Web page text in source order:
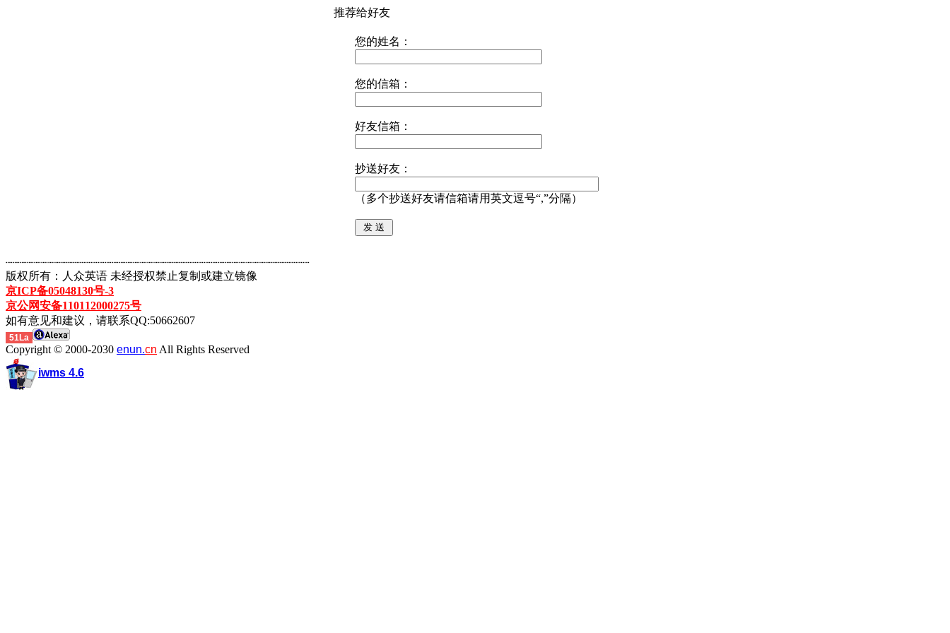
推荐给好友
您的姓名：
您的信箱：
好友信箱：
抄送好友：
（多个抄送好友请信箱请用英文逗号“,”分隔）
┈┈┈┈┈┈┈┈┈┈┈┈┈┈┈┈┈┈┈┈┈┈┈┈┈┈┈┈┈┈┈┈┈┈┈┈┈┈┈┈┈┈┈
版权所有：人众英语 未经授权禁止复制或建立镜像
京ICP备05048130号-3
京公网安备110112000275号
如有意见和建议，请联系QQ:50662607
51La
Copyright © 2000-2030 enun.cn All Rights Reserved
iwms 4.6